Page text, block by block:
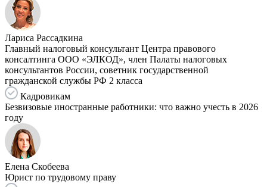
Лариса Рассадкина
Главный налоговый консультант Центра правового
консалтинга ООО «ЭЛКОД», член Палаты налоговых
консультантов России, советник государственной
гражданской службы РФ 2 класса
Кадровикам
Безвизовые иностранные работники: что важно учесть в 2026
году
Елена Скобеева
Юрист по трудовому праву